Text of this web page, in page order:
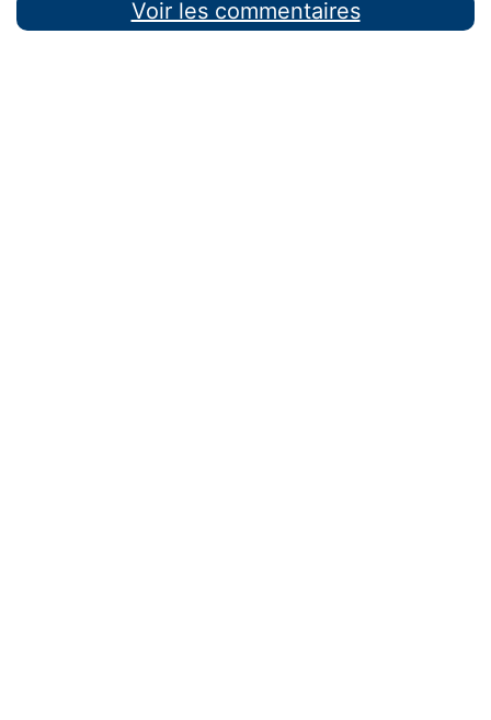
Voir les commentaires